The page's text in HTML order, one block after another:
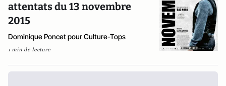
attentats du 13 novembre
2015
Dominique Poncet pour Culture-Tops
1 min de lecture